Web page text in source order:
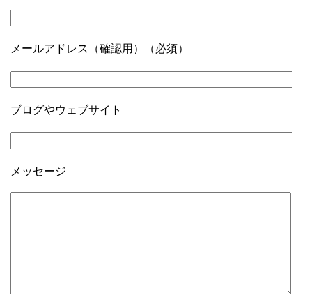
メールアドレス（確認用）（必須）
ブログやウェブサイト
メッセージ